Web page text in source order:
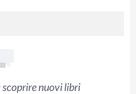
nuovi libri